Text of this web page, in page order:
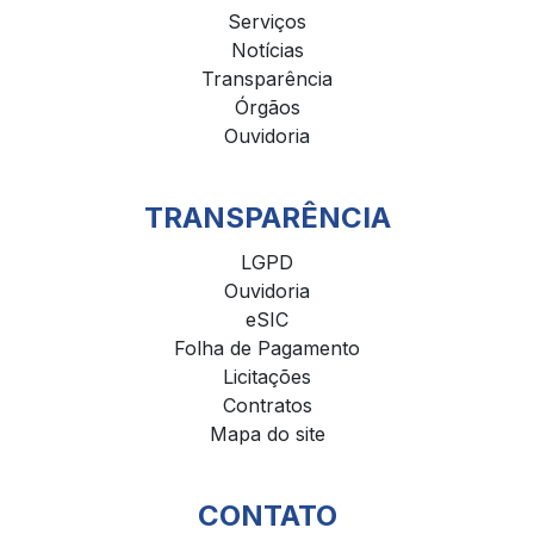
Serviços
Notícias
Transparência
Órgãos
Ouvidoria
TRANSPARÊNCIA
LGPD
Ouvidoria
eSIC
Folha de Pagamento
Licitações
Contratos
Mapa do site
CONTATO